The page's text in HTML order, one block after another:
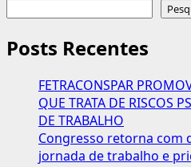
Posts Recentes
FETRACONSPAR
QUE TRATA DE RISCOS
DE TRABALHO
Congresso retorna com
jornada de trabalho e